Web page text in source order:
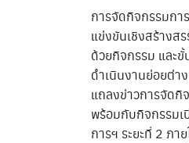
การจัดกิจกรรมกา
แข่งขันเชิงสร้างส
ด้วยกิจกรรม และ
ดำเนินงานย่อยต่า
แถลงข่าวการจัดกิ
พร้อมกับกิจกรรมเ
การฯ ระยะที่ 2 ภา